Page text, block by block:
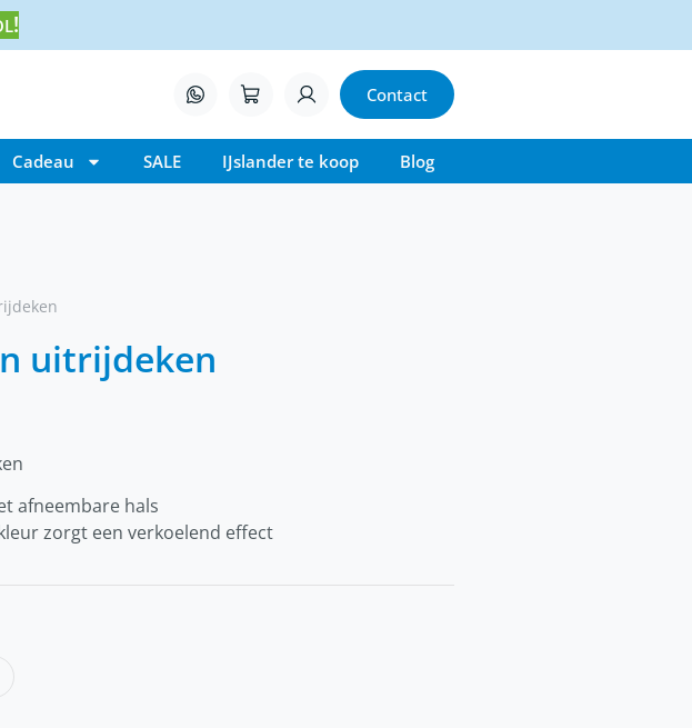
!
Contact
Cadeau SALE IJslander te koop Blog
uitrijdeken
afneembare hals
zorgt een verkoelend effect